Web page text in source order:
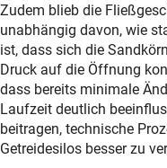
Zudem blieb die
unabhängig davon, wie
ist, dass sich die
Druck auf die Öffnung
dass bereits minimale
Laufzeit deutlich
beitragen, technische
Getreidesilos besser zu